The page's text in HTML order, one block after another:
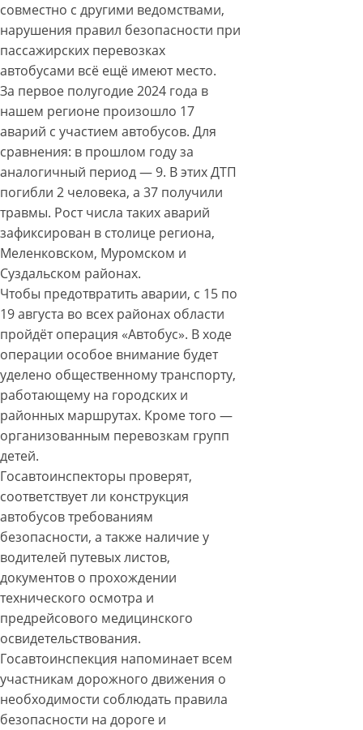
совместно с другими ведомствами,
нарушения правил безопасности при
пассажирских перевозках
автобусами всё ещё имеют место.
За первое полугодие 2024 года в
нашем регионе произошло 17
аварий с участием автобусов. Для
сравнения: в прошлом году за
аналогичный период — 9. В этих ДТП
погибли 2 человека, а 37 получили
травмы. Рост числа таких аварий
зафиксирован в столице региона,
Меленковском, Муромском и
Суздальском районах.
Чтобы предотвратить аварии, с 15 по
19 августа во всех районах области
пройдёт операция «Автобус». В ходе
операции особое внимание будет
уделено общественному транспорту,
работающему на городских и
районных маршрутах. Кроме того —
организованным перевозкам групп
детей.
Госавтоинспекторы проверят,
соответствует ли конструкция
автобусов требованиям
безопасности, а также наличие у
водителей путевых листов,
документов о прохождении
технического осмотра и
предрейсового медицинского
освидетельствования.
Госавтоинспекция напоминает всем
участникам дорожного движения о
необходимости соблюдать правила
безопасности на дороге и